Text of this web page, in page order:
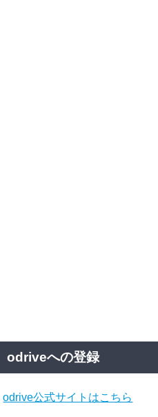
odriveへの登録
odrive公式サイトはこちら